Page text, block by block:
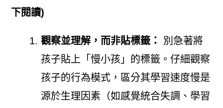
下閱讀)
觀察並理解，而非貼標籤：
別急著將
孩子貼上「慢小孩」的標籤。仔細觀察
孩子的行為模式，區分其學習速度慢是
源於生理因素（如感覺統合失調、學習